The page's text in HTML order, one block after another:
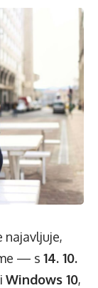
najavljuje,
— s 14. 10.
Windows 10,